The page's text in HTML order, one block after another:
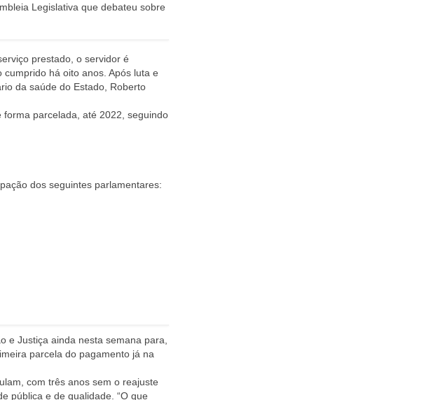
Legislativa que debateu sobre
prestado, o servidor é
há oito anos. Após luta e
da saúde do Estado, Roberto
parcelada, até 2022, seguindo
dos seguintes parlamentares:
e Justiça ainda nesta semana para,
parcela do pagamento já na
com três anos sem o reajuste
pública e de qualidade. “O que